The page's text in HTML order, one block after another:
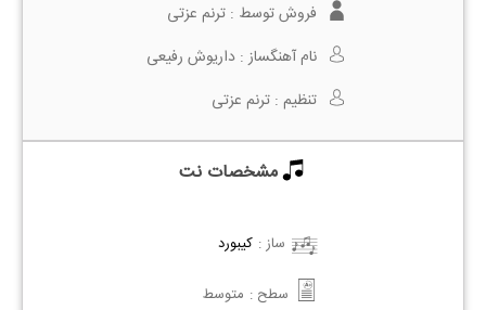
فروش توسط : ترنم عزتی
نام آهنگساز : داریوش رفیعی
تنظیم : ترنم عزتی
مشخصات نت
ساز : کیبورد
سطح : متوسط